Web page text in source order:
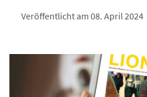
Veröffentlicht am 08. April 2024